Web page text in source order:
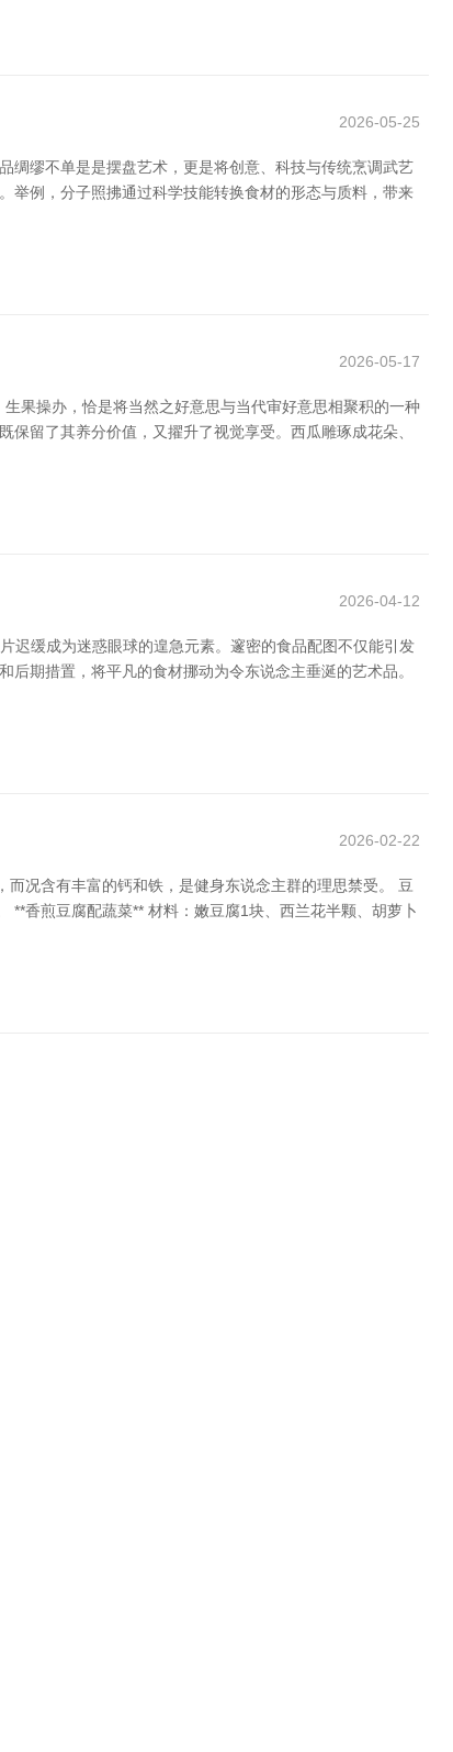
2026-05-25
绸缪不单是是摆盘艺术，更是将创意、科技与传统烹调武艺
举例，分子照拂通过科学技能转换食材的形态与质料，带来
2026-05-17
果操办，恰是将当然之好意思与当代审好意思相聚积的一种
留了其养分价值，又擢升了视觉享受。西瓜雕琢成花朵、
2026-04-12
迟缓成为迷惑眼球的遑急元素。邃密的食品配图不仅能引发
期措置，将平凡的食材挪动为令东说念主垂涎的艺术品。
2026-02-22
况含有丰富的钙和铁，是健身东说念主群的理思禁受。 豆
香煎豆腐配蔬菜** 材料：嫩豆腐1块、西兰花半颗、胡萝卜